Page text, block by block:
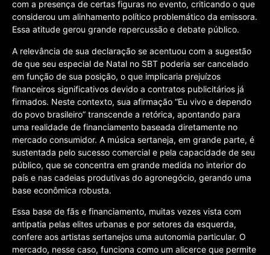
com a presença de certas figuras no evento, criticando o que
considerou um alinhamento político problemático da emissora.
Essa atitude gerou grande repercussão e debate público.
A relevância de sua declaração se acentuou com a sugestão
de que seu especial de Natal no SBT poderia ser cancelado
em função de sua posição, o que implicaria prejuízos
financeiros significativos devido a contratos publicitários já
firmados. Neste contexto, sua afirmação “Eu vivo e dependo
do povo brasileiro” transcende a retórica, apontando para
uma realidade de financiamento baseada diretamente no
mercado consumidor. A música sertaneja, em grande parte, é
sustentada pelo sucesso comercial e pela capacidade de seu
público, que se concentra em grande medida no interior do
país e nas cadeias produtivas do agronegócio, gerando uma
base econômica robusta.
Essa base de fãs e financiamento, muitas vezes vista com
antipatia pelas elites urbanas e por setores da esquerda,
confere aos artistas sertanejos uma autonomia particular. O
mercado, nesse caso, funciona como um alicerce que permite